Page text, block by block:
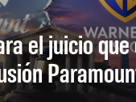
el juicio